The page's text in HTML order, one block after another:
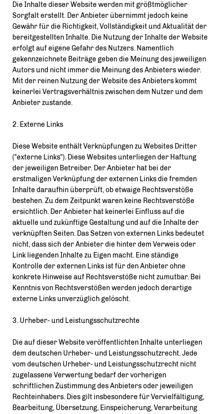
Die Inhalte dieser Website werden mit größtmöglicher
Sorgfalt erstellt. Der Anbieter übernimmt jedoch keine
Gewähr für die Richtigkeit, Vollständigkeit und Aktualität der
bereitgestellten Inhalte. Die Nutzung der Inhalte der Website
erfolgt auf eigene Gefahr des Nutzers. Namentlich
gekennzeichnete Beiträge geben die Meinung des jeweiligen
Autors und nicht immer die Meinung des Anbieters wieder.
Mit der reinen Nutzung der Website des Anbieters kommt
keinerlei Vertragsverhältnis zwischen dem Nutzer und dem
Anbieter zustande.
2. Externe Links
Diese Website enthält Verknüpfungen zu Websites Dritter
("externe Links"). Diese Websites unterliegen der Haftung
der jeweiligen Betreiber. Der Anbieter hat bei der
erstmaligen Verknüpfung der externen Links die fremden
Inhalte daraufhin überprüft, ob etwaige Rechtsverstöße
bestehen. Zu dem Zeitpunkt waren keine Rechtsverstöße
ersichtlich. Der Anbieter hat keinerlei Einfluss auf die
aktuelle und zukünftige Gestaltung und auf die Inhalte der
verknüpften Seiten. Das Setzen von externen Links bedeutet
nicht, dass sich der Anbieter die hinter dem Verweis oder
Link liegenden Inhalte zu Eigen macht. Eine ständige
Kontrolle der externen Links ist für den Anbieter ohne
konkrete Hinweise auf Rechtsverstöße nicht zumutbar. Bei
Kenntnis von Rechtsverstößen werden jedoch derartige
externe Links unverzüglich gelöscht.
3. Urheber- und Leistungsschutzrechte
Die auf dieser Website veröffentlichten Inhalte unterliegen
dem deutschen Urheber- und Leistungsschutzrecht. Jede
vom deutschen Urheber- und Leistungsschutzrecht nicht
zugelassene Verwertung bedarf der vorherigen
schriftlichen Zustimmung des Anbieters oder jeweiligen
Rechteinhabers. Dies gilt insbesondere für Vervielfältigung,
Bearbeitung, Übersetzung, Einspeicherung, Verarbeitung